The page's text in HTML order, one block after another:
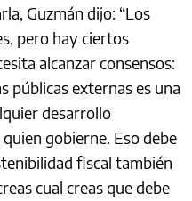
Guzmán dijo: “Los
pero hay ciertos
alcanzar consensos:
públicas externas es una
desarrollo
gobierne. Eso debe
fiscal también
cual creas que debe